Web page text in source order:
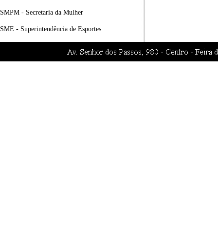
SMPM - Secretaria da Mulher
SME - Superintendência de Esportes